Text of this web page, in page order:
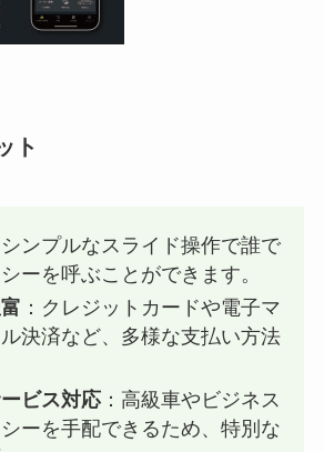
ト
シンプルなスライド操作で誰で
ーを呼ぶことができます。
：クレジットカードや電子マ
決済など、多様な支払い方法
ビス対応：高級車やビジネス
ーを手配できるため、特別な